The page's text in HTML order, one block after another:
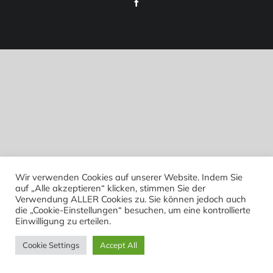
Wir verwenden Cookies auf unserer Website. Indem Sie
auf „Alle akzeptieren“ klicken, stimmen Sie der
Verwendung ALLER Cookies zu. Sie können jedoch auch
die „Cookie-Einstellungen“ besuchen, um eine kontrollierte
Einwilligung zu erteilen.
Cookie Settings Accept All